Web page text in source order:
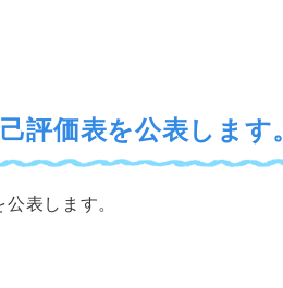
評価表を公表します。
表します。